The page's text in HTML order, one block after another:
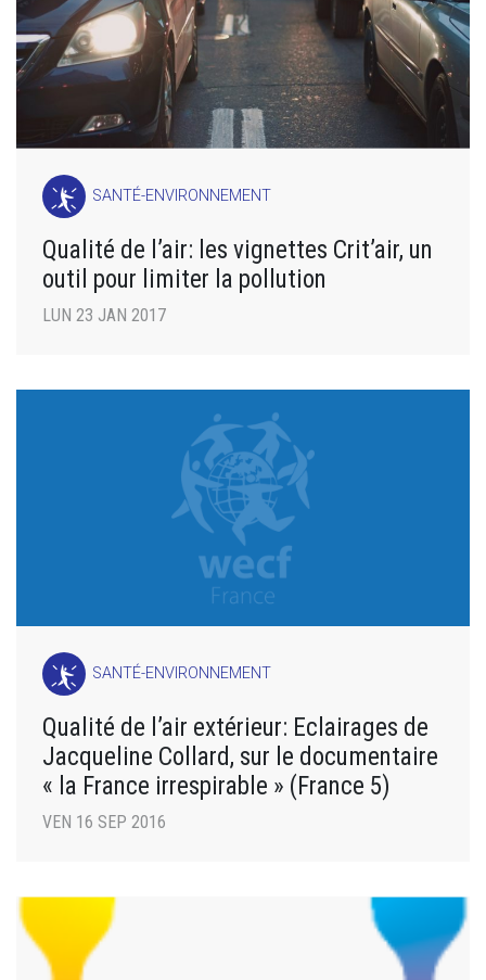
SANTÉ-ENVIRONNEMENT
Qualité de l’air: les vignettes Crit’air, un
outil pour limiter la pollution
LUN 23 JAN 2017
SANTÉ-ENVIRONNEMENT
Qualité de l’air extérieur: Eclairages de
Jacqueline Collard, sur le documentaire
« la France irrespirable » (France 5)
VEN 16 SEP 2016